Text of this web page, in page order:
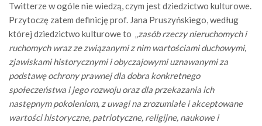
Twitterze w ogóle nie wiedzą, czym jest dziedzictwo kulturowe.
Przytoczę zatem definicję prof. Jana Pruszyńskiego, według
której dziedzictwo kulturowe to „zasób rzeczy nieruchomych i
ruchomych wraz ze związanymi z nim wartościami duchowymi,
zjawiskami historycznymi i obyczajowymi uznawanymi za
podstawę ochrony prawnej dla dobra konkretnego
społeczeństwa i jego rozwoju oraz dla przekazania ich
następnym pokoleniom, z uwagi na zrozumiałe i akceptowane
wartości historyczne, patriotyczne, religijne, naukowe i